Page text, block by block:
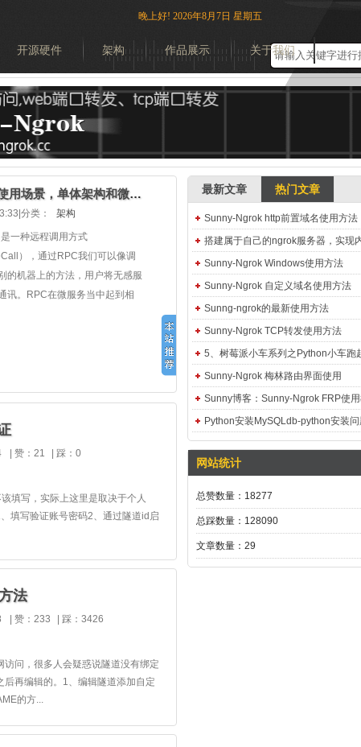
晚上好! 2026年8月7日 星期五
搜索
开源硬件 架构 作品展示 关于我们
RPC在微服务的使用场景，单体架构和微服务的区别
分类： 架构
一种远程调用方式
），通过RPC我们可以像调
的机器上的方法，用户将无感服
讯。RPC在微服务当中起到相
赞：21
踩：0
填写，实际上这里是取决于个人
填写验证账号密码2、通过隧道id启
法
赞：233
踩：3426
问，很多人会疑惑说隧道没有绑定
再编辑的。1、编辑隧道添加自定
的方...
最新文章 热门文章
Sunny-Ngrok http前置域名使用方法
Sunny-Ngrok Windows使用方法
Sunny-Ngrok 自定义域名使用方法
Sunng-ngrok的最新使用方法
Sunny-Ngrok TCP转发使用方法
5、树莓派小车系列之Python小车跑
Sunny-Ngrok 梅林路由界面使用
Sunny博客：Sunny-Ngrok FRP使
Python安装MySQLdb-python安装
网站统计
总赞数量：18277
总踩数量：128090
文章数量：29